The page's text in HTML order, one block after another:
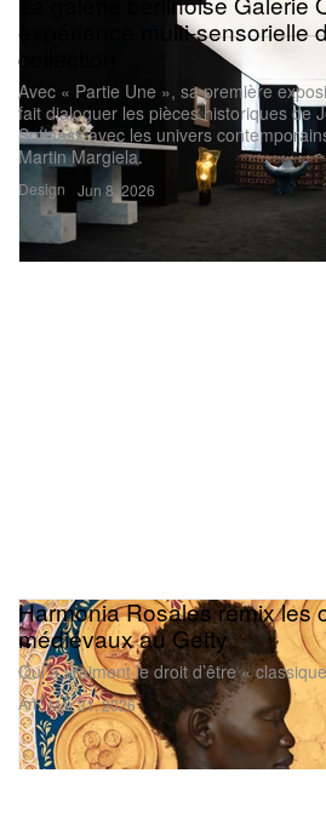
Design
expérience multi-sensorielle
collection
Avec « Partie Une », sa première
fait dialoguer les pièces historiques de
Sottsass avec les univers
Martin Margiela.
Jun 8, 2026
Art
Harmonia Rosales remix les
médiévaux au Getty
Qui a vraiment le droit d’être «
Mar 31, 2026